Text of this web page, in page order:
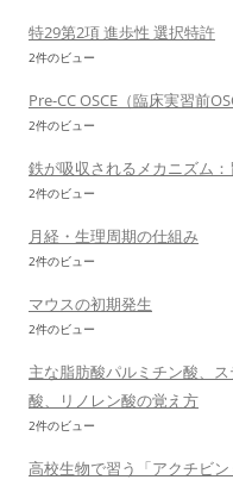
特29第2項 進歩性 選択特許
2件のビュー
Pre-CC OSCE（臨床実習前
2件のビュー
鉄が吸収されるメカニズム
2件のビュー
月経・生理周期の仕組み
2件のビュー
マウスの初期発生
2件のビュー
主な脂肪酸パルミチン酸、
酸、リノレン酸の覚え方
2件のビュー
高校生物で習う「アクチビ